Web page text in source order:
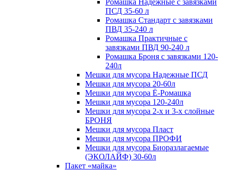
ПСД 35-60 л
Ромашка Стандарт с завязками
ПВД 35-240 л
Ромашка Практичные с
завязками ПВД 90-240 л
Ромашка Броня с завязками 120-
240л
Мешки для мусора Надежные ПСД
Мешки для мусора 20-60л
Мешки для мусора Ё-Ромашка
Мешки для мусора 120-240л
Мешки для мусора 2-х и 3-х слойные
БРОНЯ
Мешки для мусора Пласт
Мешки для мусора ПРОФИ
Мешки для мусора Биоразлагаемые
(ЭКОЛАЙФ) 30-60л
Пакет «майка»